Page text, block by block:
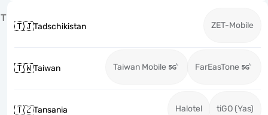
T
🇹🇯Tadschikistan ZET-Mobile
🇹🇼Taiwan Taiwan Mobile FarEasTone
🇹🇿Tansania Halotel tiGO (Yas)